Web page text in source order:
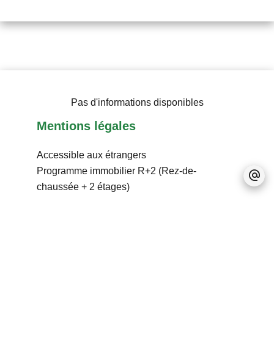
Pas d'informations disponibles
Mentions légales
Accessible aux étrangers
Programme immobilier R+2 (Rez-de-
chaussée + 2 étages)